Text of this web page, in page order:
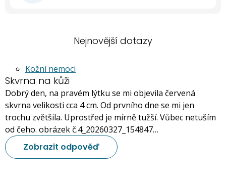
Nejnovější dotazy
Kožní nemoci
Skvrna na kůži
Dobrý den, na pravém lýtku se mi objevila červená
skvrna velikosti cca 4 cm. Od prvního dne se mi jen
trochu zvětšila. Uprostřed je mírně tužší. Vůbec netuším
od čeho. obrázek č.4_20260327_154847…
Zobrazit odpověď